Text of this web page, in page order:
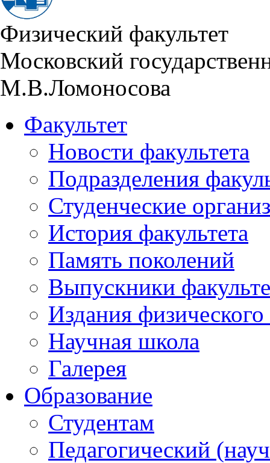
Физический факультет
Московский
М.В.Ломоносова
Факультет
Новости факультета
Подразделения
Студенческие
История факультета
Память поколений
Выпускники
Издания физического
Научная школа
Галерея
Образование
Студентам
Педагогический